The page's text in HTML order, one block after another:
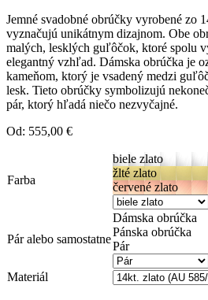
Jemné svadobné obrúčky vyrobené zo
vyznačujú unikátnym dizajnom. Obe
malých, lesklých guľôčok, ktoré spolu
elegantný vzhľad. Dámska obrúčka je
kameňom, ktorý je vsadený medzi
lesk. Tieto obrúčky symbolizujú
pár, ktorý hľadá niečo nezvyčajné.
Od: 555,00 €
Farba
biele zlato
žlté zlato
červené zlato
Pár alebo samostatne
Dámska obrúčka
Pánska obrúčka
Pár
Materiál